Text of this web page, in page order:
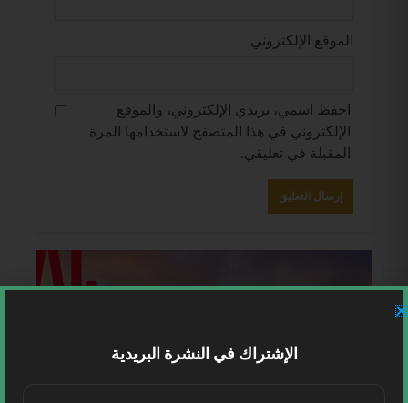
الموقع الإلكتروني
احفظ اسمي، بريدي الإلكتروني، والموقع
الإلكتروني في هذا المتصفح لاستخدامها المرة
المقبلة في تعليقي.
الإشتراك في النشرة البريدية